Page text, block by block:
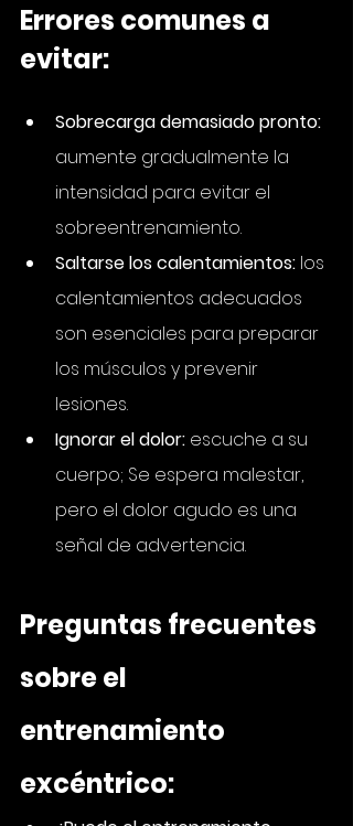
Errores comunes a
evitar:
Sobrecarga demasiado pronto:
aumente gradualmente la
intensidad para evitar el
sobreentrenamiento.
Saltarse los calentamientos: los
calentamientos adecuados
son esenciales para preparar
los músculos y prevenir
lesiones.
Ignorar el dolor: escuche a su
cuerpo; Se espera malestar,
pero el dolor agudo es una
señal de advertencia.
Preguntas frecuentes
sobre el
entrenamiento
excéntrico: